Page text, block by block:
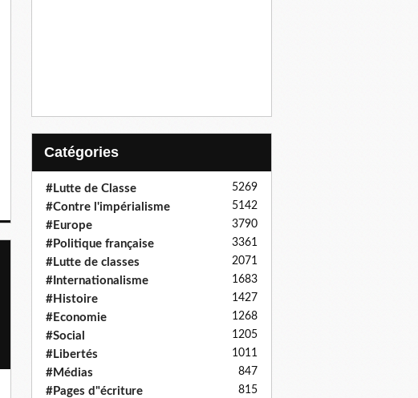
Catégories
#Lutte de Classe 5269
#Contre l'impérialisme 5142
#Europe 3790
#Politique française 3361
#Lutte de classes 2071
#Internationalisme 1683
#Histoire 1427
#Economie 1268
#Social 1205
#Libertés 1011
#Médias 847
#Pages d"écriture 815